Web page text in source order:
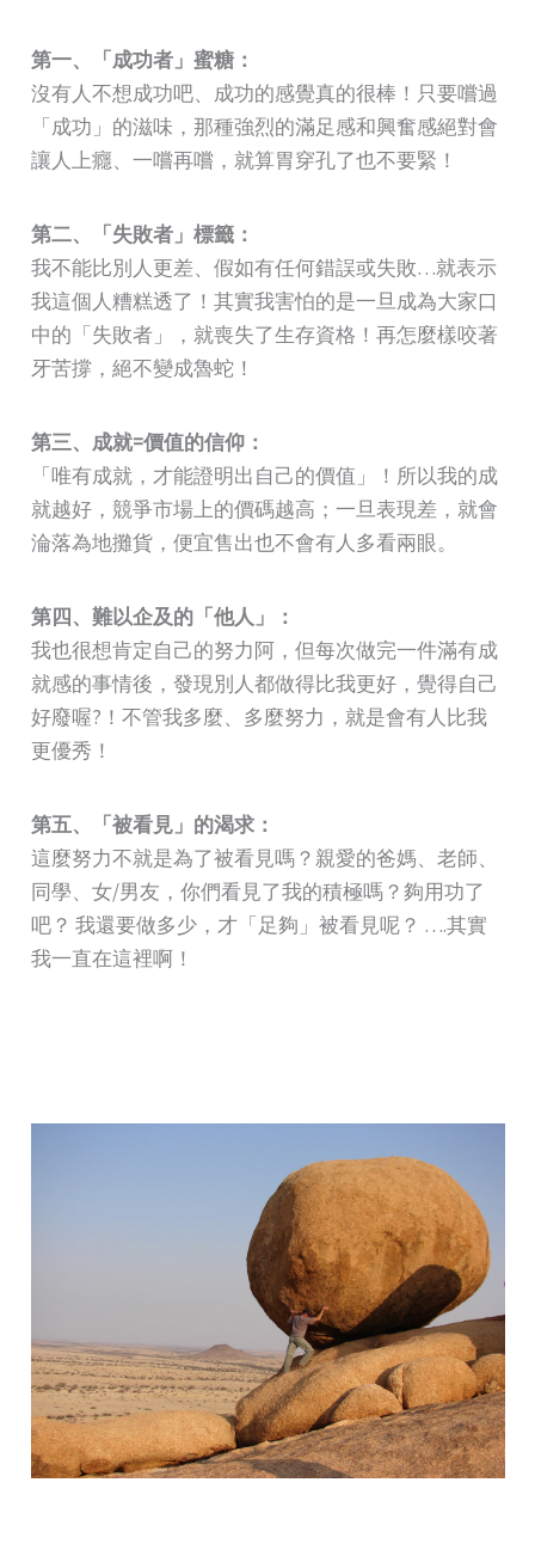
第一、「成功者」蜜糖：
沒有人不想成功吧、成功的感覺真的很棒！只要嚐過
「成功」的滋味，那種強烈的滿足感和興奮感絕對會
讓人上癮、一嚐再嚐，就算胃穿孔了也不要緊！
第二、「失敗者」標籤：
我不能比別人更差、假如有任何錯誤或失敗…就表示
我這個人糟糕透了！其實我害怕的是一旦成為大家口
中的「失敗者」，就喪失了生存資格！再怎麼樣咬著
牙苦撐，絕不變成魯蛇！
第三、成就=價值的信仰：
「唯有成就，才能證明出自己的價值」！所以我的成
就越好，競爭市場上的價碼越高；一旦表現差，就會
淪落為地攤貨，便宜售出也不會有人多看兩眼。
第四、難以企及的「他人」：
我也很想肯定自己的努力阿，但每次做完一件滿有成
就感的事情後，發現別人都做得比我更好，覺得自己
好廢喔?！不管我多麼、多麼努力，就是會有人比我
更優秀！
第五、「被看見」的渴求：
這麼努力不就是為了被看見嗎？親愛的爸媽、老師、
同學、女/男友，你們看見了我的積極嗎？夠用功了
吧？ 我還要做多少，才「足夠」被看見呢？ ….其實
我一直在這裡啊！